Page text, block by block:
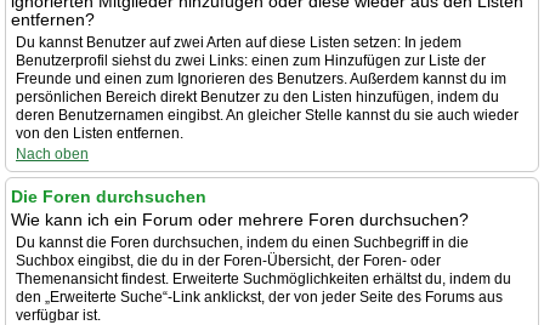
entfernen?
Du kannst Benutzer auf zwei Arten auf diese Listen setzen: In jedem
Benutzerprofil siehst du zwei Links: einen zum Hinzufügen zur Liste der
Freunde und einen zum Ignorieren des Benutzers. Außerdem kannst du im
persönlichen Bereich direkt Benutzer zu den Listen hinzufügen, indem du
deren Benutzernamen eingibst. An gleicher Stelle kannst du sie auch wieder
von den Listen entfernen.
Nach oben
Die Foren durchsuchen
Wie kann ich ein Forum oder mehrere Foren durchsuchen?
Du kannst die Foren durchsuchen, indem du einen Suchbegriff in die
Suchbox eingibst, die du in der Foren-Übersicht, der Foren- oder
Themenansicht findest. Erweiterte Suchmöglichkeiten erhältst du, indem du
den „Erweiterte Suche“-Link anklickst, der von jeder Seite des Forums aus
verfügbar ist.